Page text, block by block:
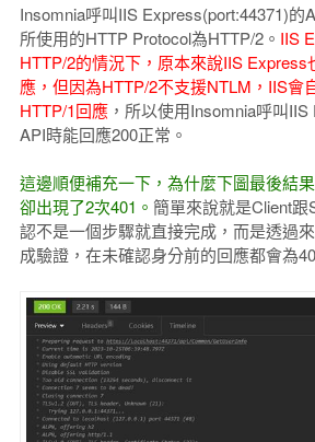
Insomnia呼叫IIS Express(port:44371)的
所使用的HTTP Protocol為HTTP/2。 IIS
HTTP/2的情況下，原本來說IIS Express
應，但因為HTTP/2不支援NTLM，IIS會
HTTP/1回應，所以使用Insomnia呼叫
API時能回應200正常。
這邊順便補充一下，為什麼下圖最後結
卻出現了2次401。 簡單來說就是Client
認不是一個步驟就直接完成，而是透過
成驗證，在未確認身分前的回應都會為